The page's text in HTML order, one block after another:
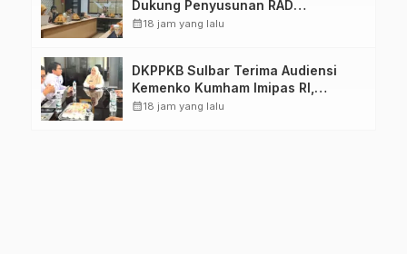
Dukung Penyusunan RAD
TPB/SDGs Sulawesi Barat
calendar_month18 jam yang lalu
DKPPKB Sulbar Terima Audiensi
Kemenko Kumham Imipas RI,
Perkuat Pelayanan Kesehatan bagi
calendar_month18 jam yang lalu